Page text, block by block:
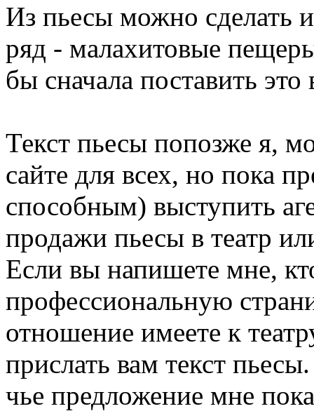
Из пьесы можно сделать
ряд - малахитовые
бы сначала поставить это
Текст пьесы попозже я,
сайте для всех, но пока
способным) выступить
продажи пьесы в театр
Если вы напишете мне,
профессиональную
отношение имеете к
прислать вам текст
чье предложение мне